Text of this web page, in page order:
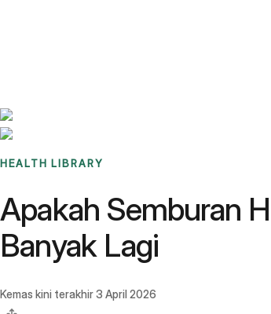
HEALTH LIBRARY
Apakah Semburan
Banyak Lagi
Kemas kini terakhir3 April 2026